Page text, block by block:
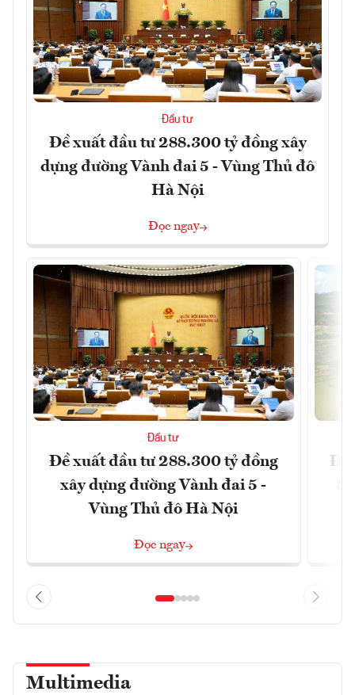
Đầu tư
Đề xuất đầu tư 288.300 tỷ đồng xây
dựng đường Vành đai 5 - Vùng Thủ đô
Hà Nội
Đọc ngay
Đầu tư
Đề xuất đầu tư 288.300 tỷ đồng
xây dựng đường Vành đai 5 -
Vùng Thủ đô Hà Nội
Đọc ngay
Multimedia